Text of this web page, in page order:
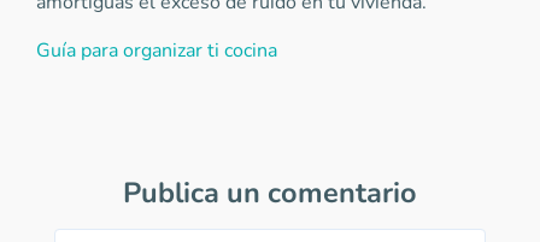
Guía para organizar ti cocina
Publica un comentario